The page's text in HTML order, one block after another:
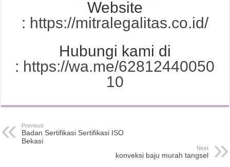
Website
: https://mitralegalitas.co.id/
Hubungi kami di
: https://wa.me/62812440050
10
Previous
Badan Sertifikasi Sertifikasi ISO
Bekasi
Next
konveksi baju murah tangsel